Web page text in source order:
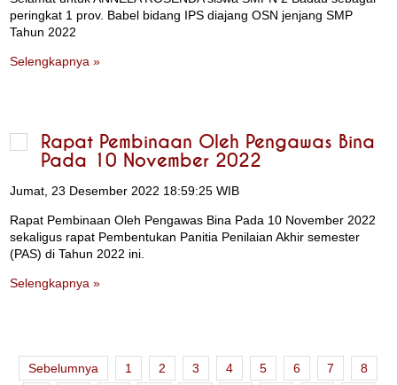
peringkat 1 prov. Babel bidang IPS diajang OSN jenjang SMP
Tahun 2022
Selengkapnya »
Rapat Pembinaan Oleh Pengawas Bina
Pada 10 November 2022
Jumat, 23 Desember 2022 18:59:25 WIB
Rapat Pembinaan Oleh Pengawas Bina Pada 10 November 2022
sekaligus rapat Pembentukan Panitia Penilaian Akhir semester
(PAS) di Tahun 2022 ini.
Selengkapnya »
Sebelumnya 1 2 3 4 5 6 7
8